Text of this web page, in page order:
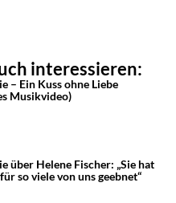
interessieren:
– Ein Kuss ohne Liebe
Musikvideo)
über Helene Fischer: „Sie hat
so viele von uns geebnet“